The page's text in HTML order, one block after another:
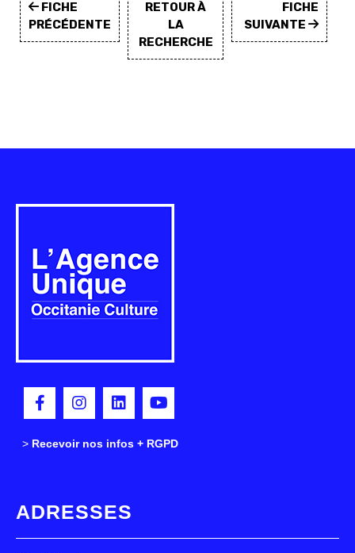
FICHE
PRÉCÉDENTE
RETOUR À
LA
RECHERCHE
FICHE
SUIVANTE
> Recevoir nos infos + RGPD
ADRESSES